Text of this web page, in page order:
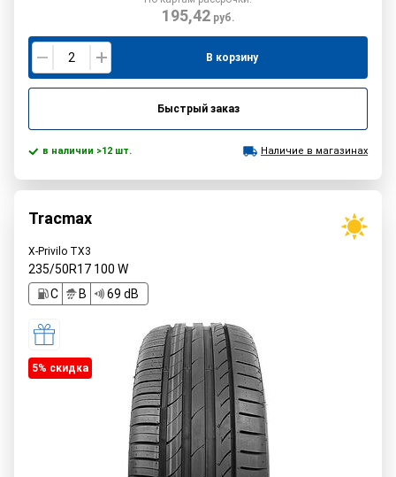
195,42руб.
В корзину
Быстрый заказ
в наличии >12 шт. Наличие в магазинах
Tracmax
X-Privilo TX3
235/50R17 100 W
C
B 69 dB
5% cкидка